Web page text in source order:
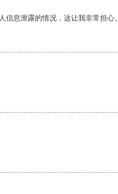
息泄露的情况，这让我非常担心。